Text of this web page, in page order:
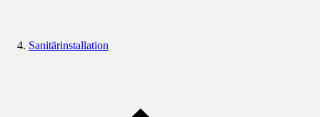
Sanitärinstallation